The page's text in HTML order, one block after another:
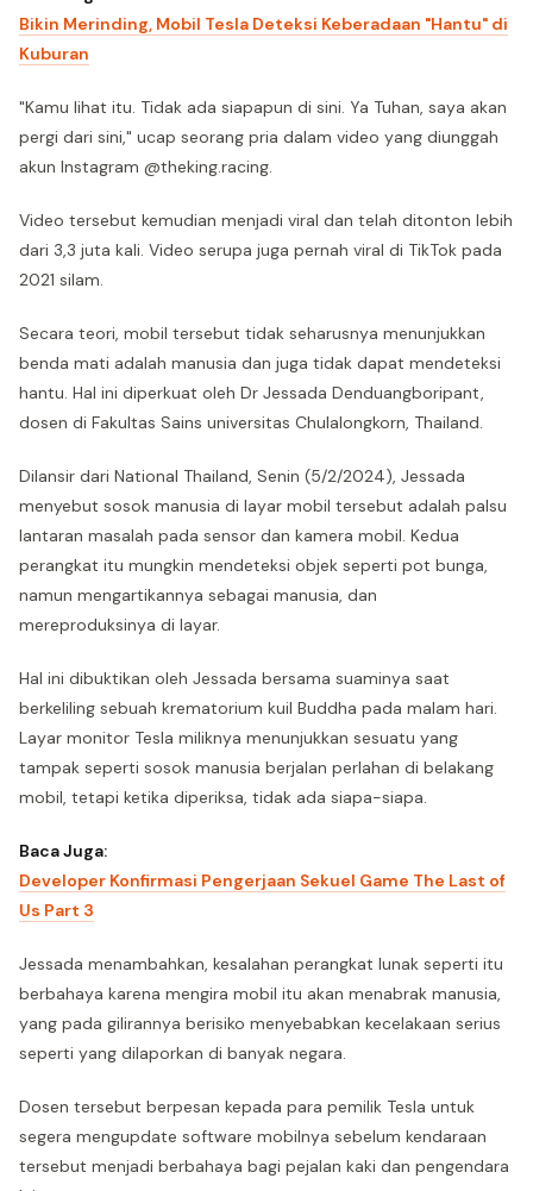
Bikin Merinding, Mobil Tesla Deteksi Keberadaan "Hantu" di
Kuburan
"Kamu lihat itu. Tidak ada siapapun di sini. Ya Tuhan, saya akan
pergi dari sini," ucap seorang pria dalam video yang diunggah
akun Instagram @theking.racing.
Video tersebut kemudian menjadi viral dan telah ditonton lebih
dari 3,3 juta kali. Video serupa juga pernah viral di TikTok pada
2021 silam.
Secara teori, mobil tersebut tidak seharusnya menunjukkan
benda mati adalah manusia dan juga tidak dapat mendeteksi
hantu. Hal ini diperkuat oleh Dr Jessada Denduangboripant,
dosen di Fakultas Sains universitas Chulalongkorn, Thailand.
Dilansir dari National Thailand, Senin (5/2/2024), Jessada
menyebut sosok manusia di layar mobil tersebut adalah palsu
lantaran masalah pada sensor dan kamera mobil. Kedua
perangkat itu mungkin mendeteksi objek seperti pot bunga,
namun mengartikannya sebagai manusia, dan
mereproduksinya di layar.
Hal ini dibuktikan oleh Jessada bersama suaminya saat
berkeliling sebuah krematorium kuil Buddha pada malam hari.
Layar monitor Tesla miliknya menunjukkan sesuatu yang
tampak seperti sosok manusia berjalan perlahan di belakang
mobil, tetapi ketika diperiksa, tidak ada siapa-siapa.
Baca Juga:
Developer Konfirmasi Pengerjaan Sekuel Game The Last of
Us Part 3
Jessada menambahkan, kesalahan perangkat lunak seperti itu
berbahaya karena mengira mobil itu akan menabrak manusia,
yang pada gilirannya berisiko menyebabkan kecelakaan serius
seperti yang dilaporkan di banyak negara.
Dosen tersebut berpesan kepada para pemilik Tesla untuk
segera mengupdate software mobilnya sebelum kendaraan
tersebut menjadi berbahaya bagi pejalan kaki dan pengendara